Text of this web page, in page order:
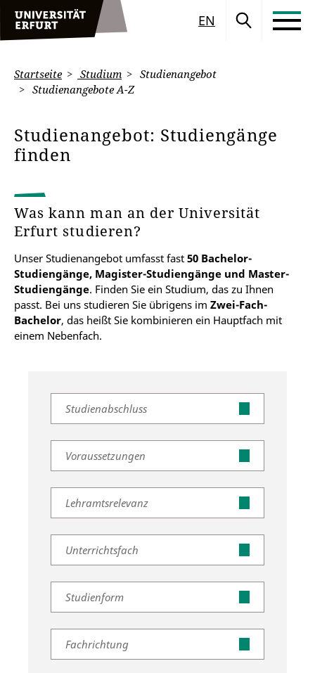
EN
Startseite Studium
Studienangebot
Studienangebote A-Z
Studienangebot: Studiengänge
finden
Was kann man an der Universität
Erfurt studieren?
Unser Studienangebot umfasst fast 50 Bachelor-
Studiengänge, Magister-Studiengänge und Master-
Studiengänge. Finden Sie ein Studium, das zu Ihnen
passt. Bei uns studieren Sie übrigens im Zwei-Fach-
Bachelor, das heißt Sie kombinieren ein Hauptfach mit
einem Nebenfach.
Studienabschluss
Voraussetzungen
Lehramtsrelevanz
Unterrichtsfach
Studienform
Fachrichtung